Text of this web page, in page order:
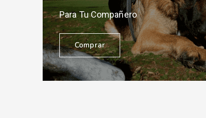
Para Tu Compañero
Comprar